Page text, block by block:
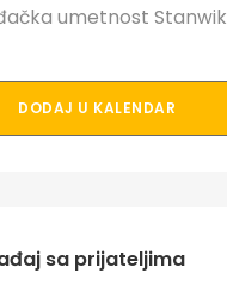
umetnost Stanwik
DODAJ U KALENDAR
sa prijateljima